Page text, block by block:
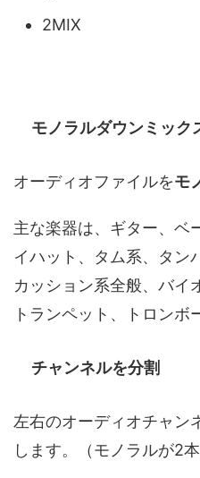
2MIX
モノラルダウンミック
オーディオファイルをモ
主な楽器は、ギター、ベ
イハット、タム系、タン
カッション系全般、バイ
トランペット、トロンボ
チャンネルを分割
左右のオーディオチャン
します。（モノラルが2本